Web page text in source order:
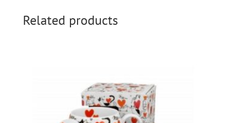
Related products